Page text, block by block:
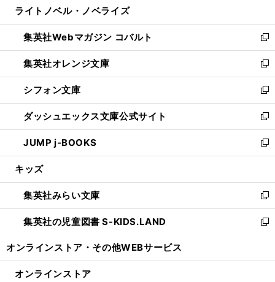
開
く
ウ
で
開
く
ン
ド
ウ
で
開
く
ウ
ィ
ン
ド
ウ
で
開
く
ライトノベル・ノベライズ
集英社Webマガジン コバルト
新
し
い
ウ
ィ
ン
ド
ウ
で
開
集英社オレンジ文庫
新
し
い
ウ
ィ
ン
ド
ウ
開
く
シフォン文庫
新
し
い
ウ
ィ
ン
ウ
で
開
く
ダッシュエックス文庫公式サイト
新
し
い
ウ
ン
ド
ウ
で
JUMP j-BOOKS
新
し
ウ
ィ
ン
ド
開
キッズ
集英社みらい文庫
新
し
い
ン
集英社の児童図書 S-KIDS.LAND
新
ウ
オンラインストア・ その他WEBサービス
オンラインストア